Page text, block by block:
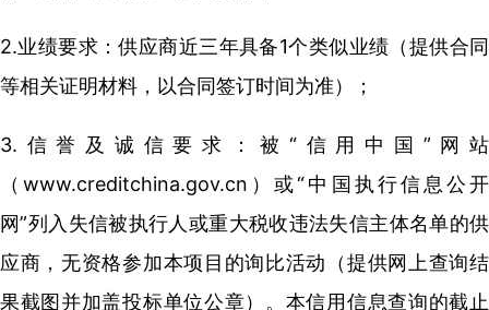
2.业绩要求：供应商近三年具备1个类似业绩（提供合同
等相关证明材料，以合同签订时间为准）；
3.信誉及诚信要求：被“信用中国”网站
（www.creditchina.gov.cn）或“中国执行信息公开
网”列入失信被执行人或重大税收违法失信主体名单的供
应商，无资格参加本项目的询比活动（提供网上查询结
果截图并加盖投标单位公章）。本信用信息查询的截止